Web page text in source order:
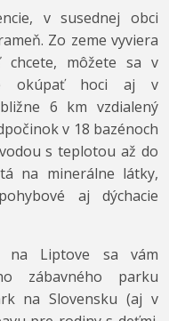
v susednej obci
Zo zeme vyviera
môžete sa v
okúpať hoci aj v
6 km vzdialený
v 18 bazénoch
s teplotou až do
na minerálne látky,
aj dýchacie
na Liptove sa vám
zábavného parku
na Slovensku (aj v